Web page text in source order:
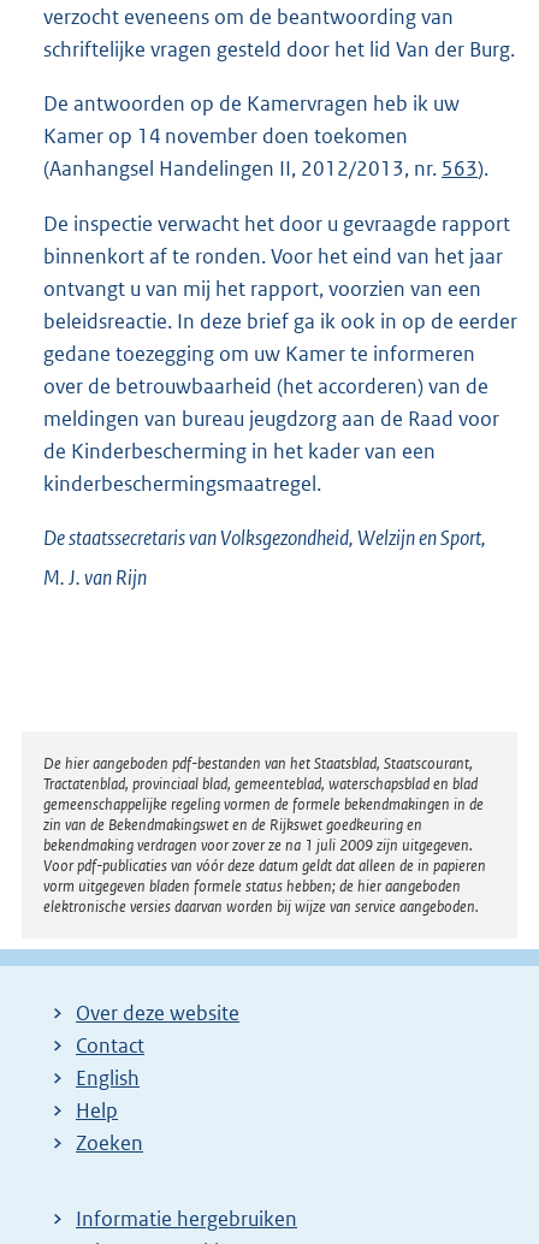
verzocht eveneens om de beantwoording van
schriftelijke vragen gesteld door het lid Van der Burg.
De antwoorden op de Kamervragen heb ik uw
Kamer op 14 november doen toekomen
(Aanhangsel Handelingen II, 2012/2013, nr. 563).
De inspectie verwacht het door u gevraagde rapport
binnenkort af te ronden. Voor het eind van het jaar
ontvangt u van mij het rapport, voorzien van een
beleidsreactie. In deze brief ga ik ook in op de eerder
gedane toezegging om uw Kamer te informeren
over de betrouwbaarheid (het accorderen) van de
meldingen van bureau jeugdzorg aan de Raad voor
de Kinderbescherming in het kader van een
kinderbeschermingsmaatregel.
De staatssecretaris van Volksgezondheid, Welzijn en Sport,
M. J. vanRijn
Disclaimer
De hier aangeboden pdf-bestanden van het Staatsblad, Staatscourant,
Tractatenblad, provinciaal blad, gemeenteblad, waterschapsblad en blad
gemeenschappelijke regeling vormen de formele bekendmakingen in de
zin van de Bekendmakingswet en de Rijkswet goedkeuring en
bekendmaking verdragen voor zover ze na 1 juli 2009 zijn uitgegeven.
Voor pdf-publicaties van vóór deze datum geldt dat alleen de in papieren
vorm uitgegeven bladen formele status hebben; de hier aangeboden
elektronische versies daarvan worden bij wijze van service aangeboden.
Over deze website
Contact
English
Help
Zoeken
Informatie hergebruiken